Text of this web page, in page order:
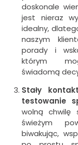
doskonale
jest nieraz
idealny,
naszym
porady i
którym
świadomą
Stały
testowanie
wolną chwilę
świeżym
biwakując,